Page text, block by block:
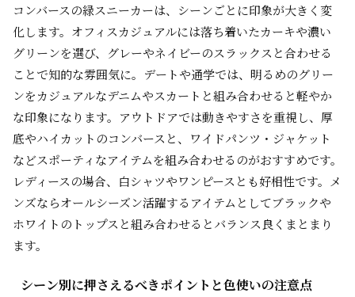
コンバースの緑スニーカーは、シーンごとに印象が大きく変
化します。オフィスカジュアルには落ち着いたカーキや濃い
グリーンを選び、グレーやネイビーのスラックスと合わせる
ことで知的な雰囲気に。デートや通学では、明るめのグリー
ンをカジュアルなデニムやスカートと組み合わせると軽やか
な印象になります。アウトドアでは動きやすさを重視し、厚
底やハイカットのコンバースと、ワイドパンツ・ジャケット
などスポーティなアイテムを組み合わせるのがおすすめです。
レディースの場合、白シャツやワンピースとも好相性です。メ
ンズならオールシーズン活躍するアイテムとしてブラックや
ホワイトのトップスと組み合わせるとバランス良くまとまり
ます。
シーン別に押さえるべきポイントと色使いの注意点